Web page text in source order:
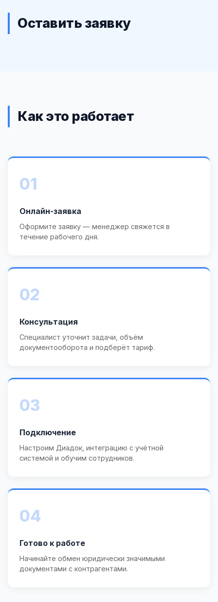
Оставить заявку
Как это работает
01
Онлайн-заявка
Оформите заявку — менеджер свяжется в
течение рабочего дня.
02
Консультация
Специалист уточнит задачи, объём
документооборота и подберёт тариф.
03
Подключение
Настроим Диадок, интеграцию с учётной
системой и обучим сотрудников.
04
Готово к работе
Начинайте обмен юридически значимыми
документами с контрагентами.